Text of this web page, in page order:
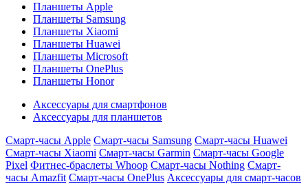
Планшеты Apple
Планшеты Samsung
Планшеты Xiaomi
Планшеты Huawei
Планшеты Microsoft
Планшеты OnePlus
Планшеты Honor
Аксессуары для смартфонов
Аксессуары для планшетов
Смарт-часы Apple Смарт-часы Samsung Смарт-часы Huawei
Смарт-часы Xiaomi Смарт-часы Garmin Смарт-часы Google
Pixel Фитнес-браслеты Whoop Смарт-часы Nothing Смарт-
часы Amazfit Смарт-часы OnePlus Аксессуары для смарт-часов